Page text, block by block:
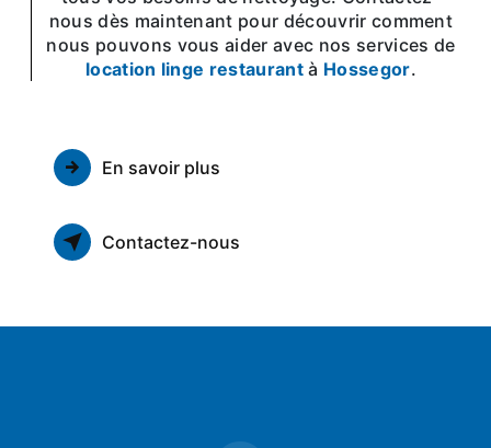
nous dès maintenant pour découvrir comment
nous pouvons vous aider avec nos services de
location linge restaurantà Hossegor.
En savoir plus
Contactez-nous